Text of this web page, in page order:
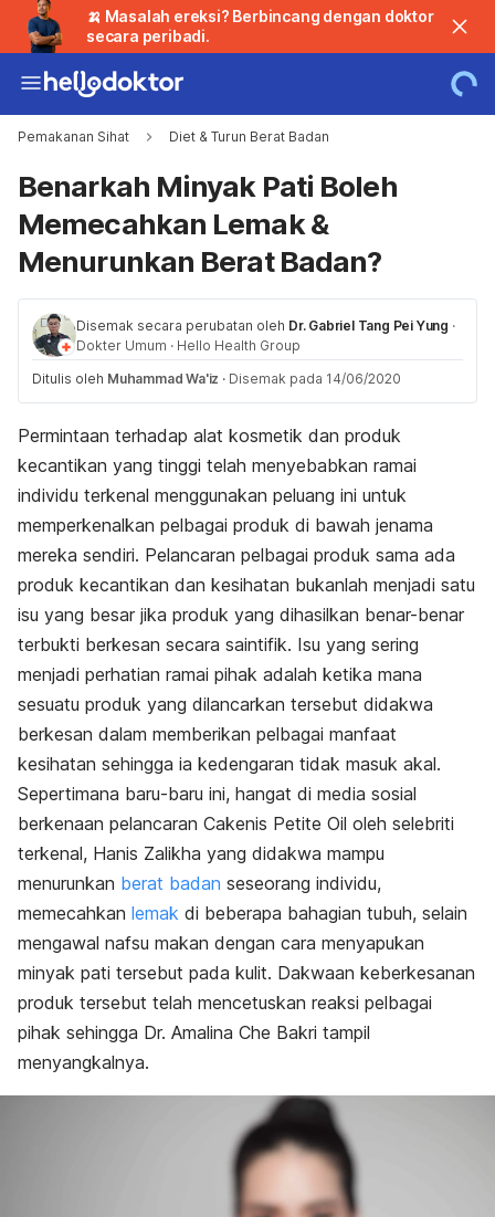
🍌 Masalah ereksi? Berbincang dengan doktor
secara peribadi.
Pemakanan Sihat Diet & Turun Berat Badan
Benarkah Minyak Pati Boleh
Memecahkan Lemak &
Menurunkan Berat Badan?
Disemak secara perubatan oleh Dr. Gabriel Tang Pei Yung ·
Dokter Umum · Hello Health Group
Ditulis oleh Muhammad Wa'iz · Disemak pada 14/06/2020
Permintaan terhadap alat kosmetik dan produk
kecantikan yang tinggi telah menyebabkan ramai
individu terkenal menggunakan peluang ini untuk
memperkenalkan pelbagai produk di bawah jenama
mereka sendiri. Pelancaran pelbagai produk sama ada
produk kecantikan dan kesihatan bukanlah menjadi satu
isu yang besar jika produk yang dihasilkan benar-benar
terbukti berkesan secara saintifik. Isu yang sering
menjadi perhatian ramai pihak adalah ketika mana
sesuatu produk yang dilancarkan tersebut didakwa
berkesan dalam memberikan pelbagai manfaat
kesihatan sehingga ia kedengaran tidak masuk akal.
Sepertimana baru-baru ini, hangat di media sosial
berkenaan pelancaran Cakenis Petite Oil oleh selebriti
terkenal, Hanis Zalikha yang didakwa mampu
menurunkan berat badan seseorang individu,
memecahkan lemak di beberapa bahagian tubuh, selain
mengawal nafsu makan dengan cara menyapukan
minyak pati tersebut pada kulit. Dakwaan keberkesanan
produk tersebut telah mencetuskan reaksi pelbagai
pihak sehingga Dr. Amalina Che Bakri tampil
menyangkalnya.